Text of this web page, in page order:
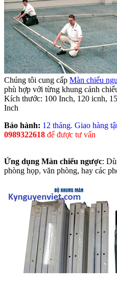
Chúng tôi cung cấp Màn chiếu
phù hợp với từng khung cảnh
Kích thước: 100 Inch, 120 icnh,
Inch
Bảo hành: 12 tháng. Giao hàng
0989322618 để được tư vấn
Ứng dụng Màn chiếu ngược:
phòng họp, văn phòng, hay các